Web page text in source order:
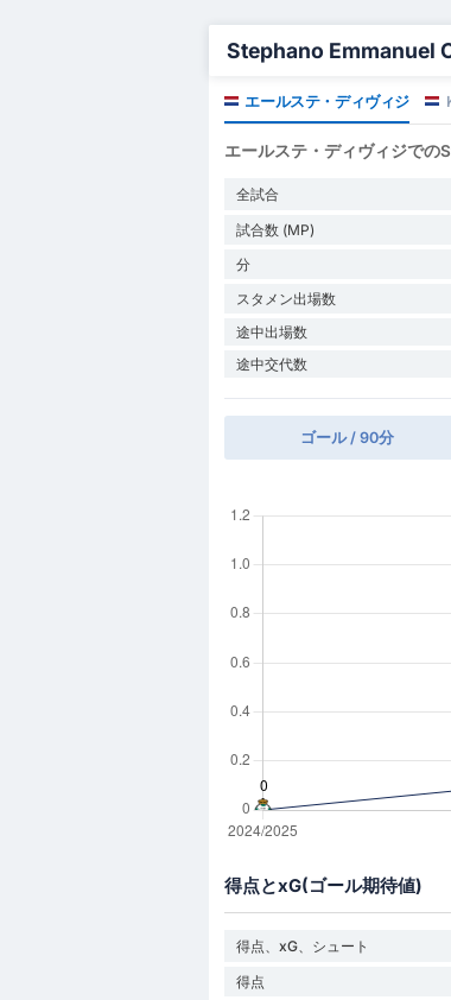
Stephano Emmanuel
エールステ・ディヴィジ
エールステ・ディヴィジで
全試合
試合数 (MP)
分
スタメン出場数
途中出場数
途中交代数
ゴール / 90分
得点とxG(ゴール期待値)
得点、xG、シュート
得点